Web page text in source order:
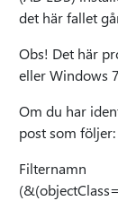
det här fallet
Obs! Det här
eller Windows
Om du har
post som följer:
Filternamn